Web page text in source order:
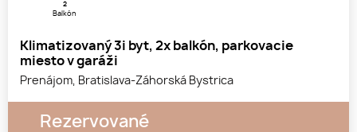
2
Balkón
Klimatizovaný 3i byt, 2x balkón, parkovacie
miesto v garáži
Prenájom, Bratislava-Záhorská Bystrica
Rezervované